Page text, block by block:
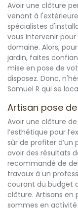
Avoir une clôture
venant à
spécialistes
vous intervenir
domaine. Alors,
jardin, faites
mise en pose de
disposez. Donc,
Samuel R qui se
Artisan pose
Avoir une clôture
l’esthétique pour
sûr de profiter d’un
avoir des résultats
recommandé de
travaux à un
courant du budget
clôture. Artisans en
sommes en